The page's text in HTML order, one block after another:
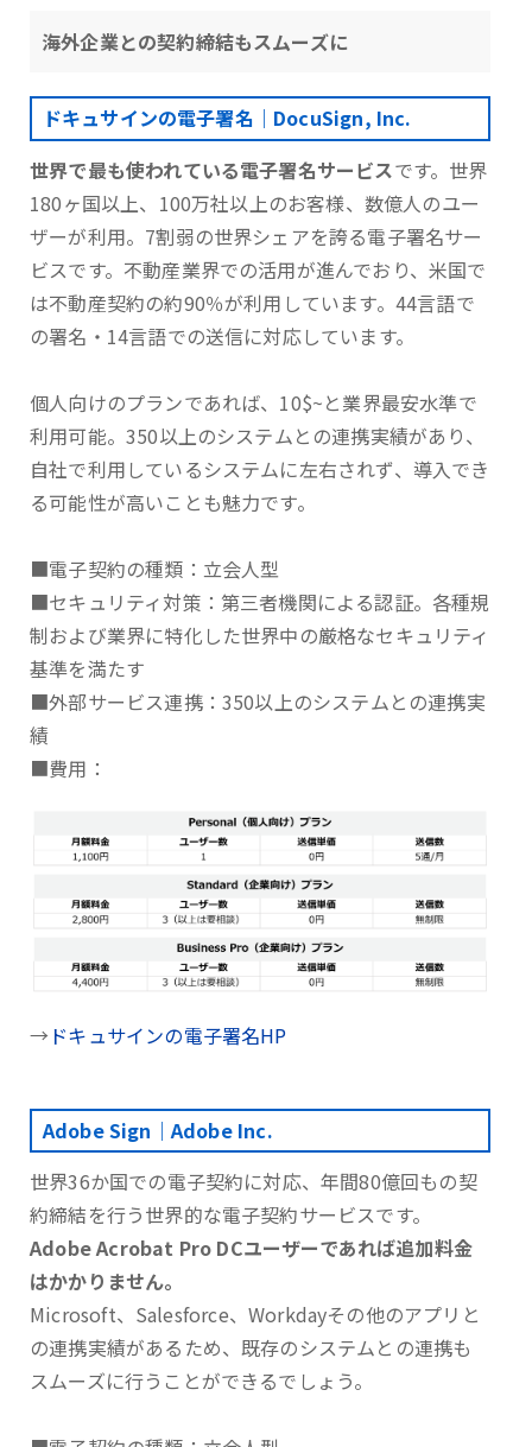
海外企業との契約締結もスムーズに
ドキュサインの電子署名｜DocuSign, Inc.
世界で最も使われている電子署名サービスです。世界
180ヶ国以上、100万社以上のお客様、数億人のユー
ザーが利用。7割弱の世界シェアを誇る電子署名サー
ビスです。不動産業界での活用が進んでおり、米国で
は不動産契約の約90％が利用しています。44言語で
の署名・14言語での送信に対応しています。
個人向けのプランであれば、10$~と業界最安水準で
利用可能。350以上のシステムとの連携実績があり、
自社で利用しているシステムに左右されず、導入でき
る可能性が高いことも魅力です。
■電子契約の種類：立会人型
■セキュリティ対策：第三者機関による認証。各種規
制および業界に特化した世界中の厳格なセキュリティ
基準を満たす
■外部サービス連携：350以上のシステムとの連携実
績
■費用：
→ ドキュサインの電子署名HP
Adobe Sign｜Adobe Inc.
世界36か国での電子契約に対応、年間80億回もの契
約締結を行う世界的な電子契約サービスです。
Adobe Acrobat Pro DCユーザーであれば追加料金
はかかりません。
Microsoft、Salesforce、Workdayその他のアプリと
の連携実績があるため、既存のシステムとの連携も
スムーズに行うことができるでしょう。